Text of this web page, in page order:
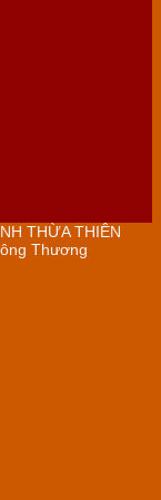
THỪA THIÊN
Thương